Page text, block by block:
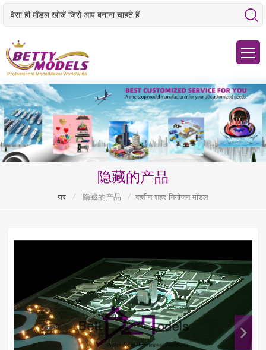
隐藏的产品
घर / 隐藏的产品 / बहरीन शहर नियोजन मॉडल